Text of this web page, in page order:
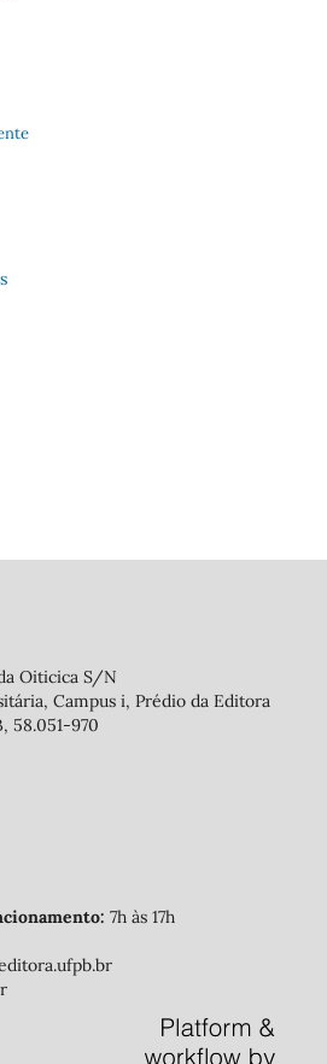
Oiticica S/N
Campus i, Prédio da Editora
58.051-970
7h às 17h